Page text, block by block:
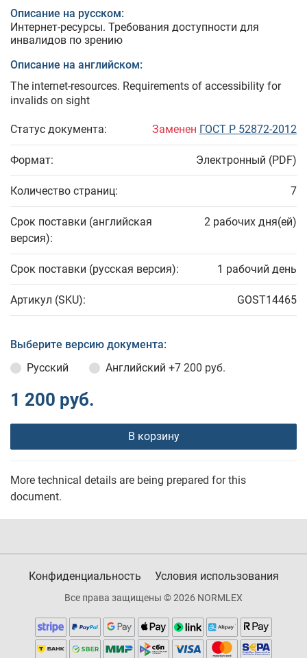
Описание на русском:
Интернет-ресурсы. Требования доступности для
инвалидов по зрению
Описание на английском:
The internet-resources. Requirements of accessibility for
invalids on sight
Статус документа: Заменен ГОСТ Р 52872-2012
Формат: Электронный (PDF)
Количество страниц: 7
Срок поставки (английская
версия):
2 рабочих дня(ей)
Срок поставки (русская версия): 1 рабочий день
Артикул (SKU): GOST14465
Выберите версию документа:
Русский
Английский +7 200 руб.
1 200 руб.
В корзину
More technical details are being prepared for this
document.
Конфиденциальность Условия использования
Все права защищены © 2026 NORMLEX